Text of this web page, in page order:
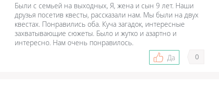
Были с семьей на выходных, Я, жена и сын 9 лет. Наши
друзья посетив квесты, рассказали нам. Мы были на двух
квестах. Понравились оба. Куча загадок, интересные
захватывающие сюжеты. Было и жутко и азартно и
интересно. Нам очень понравилось.
Да
0